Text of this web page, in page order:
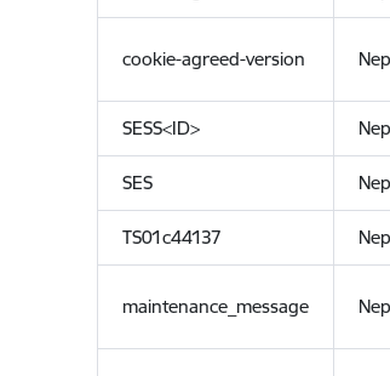
cookie-agreed-version
SESS<ID>
SES
TS01c44137
maintenance_message